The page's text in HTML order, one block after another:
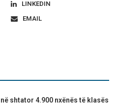
LINKEDIN
EMAIL
shtator 4.900 nxënës të klasës